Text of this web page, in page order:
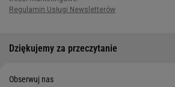
Dziękujemy za przeczytanie
Obserwuj nas